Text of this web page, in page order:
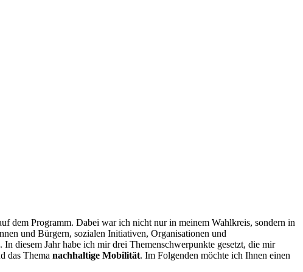
dem Programm. Dabei war ich nicht nur in meinem Wahlkreis, sondern in
und Bürgern, sozialen Initiativen, Organisationen und
diesem Jahr habe ich mir drei Themenschwerpunkte gesetzt, die mir
das Thema nachhaltige Mobilität. Im Folgenden möchte ich Ihnen einen